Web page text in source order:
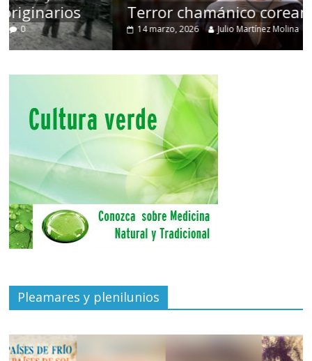
Terror chamánico coreano
14 marzo, 2026 Julio Martínez Molina 0
Pleamares y plenilunios